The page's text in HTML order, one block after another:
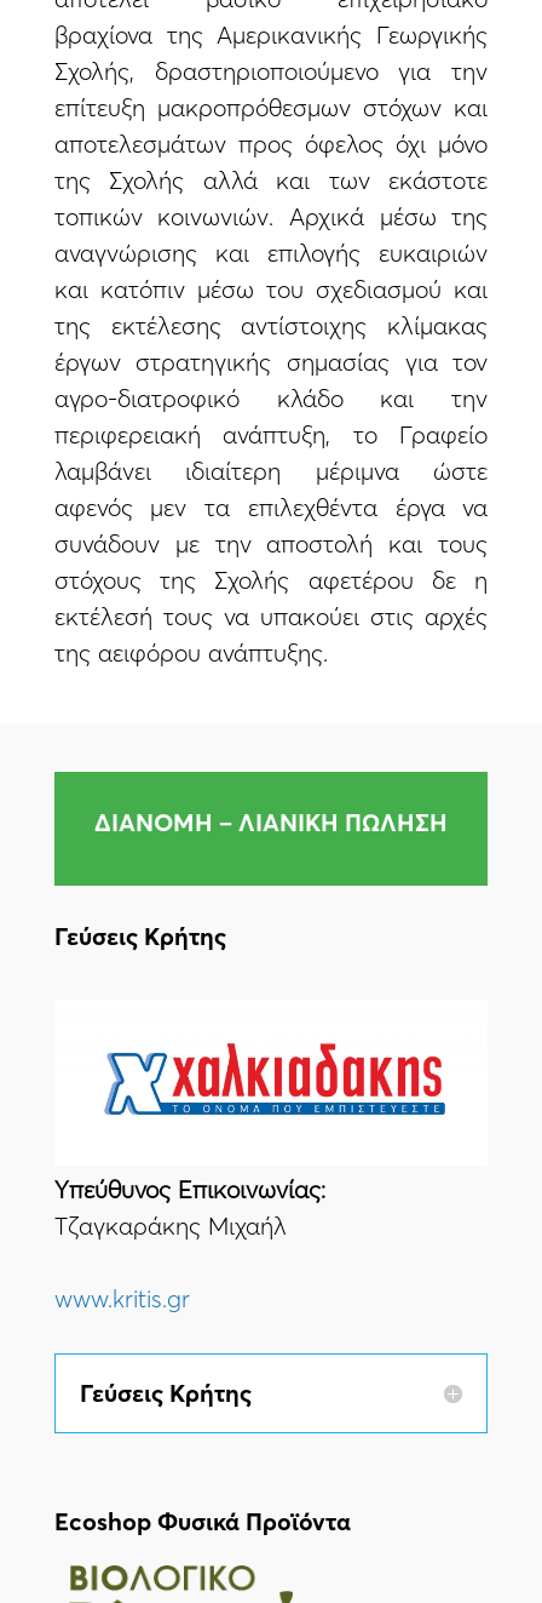
βραχίονα της Αμερικανικής Γεωργικής
Σχολής, δραστηριοποιούμενο για την
επίτευξη μακροπρόθεσμων στόχων και
αποτελεσμάτων προς όφελος όχι μόνο
της Σχολής αλλά και των εκάστοτε
τοπικών κοινωνιών. Αρχικά μέσω της
αναγνώρισης και επιλογής ευκαιριών
και κατόπιν μέσω του σχεδιασμού και
της εκτέλεσης αντίστοιχης κλίμακας
έργων στρατηγικής σημασίας για τον
αγρο-διατροφικό κλάδο και την
περιφερειακή ανάπτυξη, το Γραφείο
λαμβάνει ιδιαίτερη μέριμνα ώστε
αφενός μεν τα επιλεχθέντα έργα να
συνάδουν με την αποστολή και τους
στόχους της Σχολής αφετέρου δε η
εκτέλεσή τους να υπακούει στις αρχές
της αειφόρου ανάπτυξης.
ΔΙΑΝΟΜΗ – ΛΙΑΝΙΚΗ ΠΩΛΗΣΗ
Γεύσεις Κρήτης
Yπεύθυνος Eπικοινωνίας:
Τζαγκαράκης Μιχαήλ
www.kritis.gr
Γεύσεις Κρήτης
Ecoshop Φυσικά Προϊόντα